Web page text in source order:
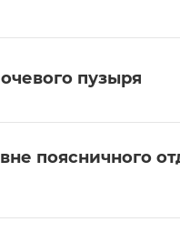
пузыря
поясничного